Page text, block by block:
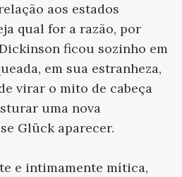
aos estados
qual for a razão, por
ficou sozinho em
em sua estranheza,
virar o mito de cabeça
uma nova
Glück aparecer.
e intimamente mítica,